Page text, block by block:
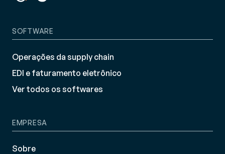
SOFTWARE
Operações da supply chain
EDI e faturamento eletrônico
Ver todos os softwares
EMPRESA
Sobre